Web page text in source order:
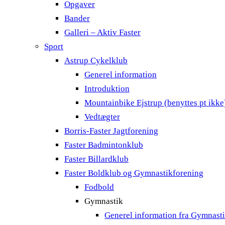
Opgaver
Bander
Galleri – Aktiv Faster
Sport
Astrup Cykelklub
Generel information
Introduktion
Mountainbike Ejstrup (benyttes pt
Vedtægter
Borris-Faster Jagtforening
Faster Badmintonklub
Faster Billardklub
Faster Boldklub og Gymnastikforening
Fodbold
Gymnastik
Generel information fra